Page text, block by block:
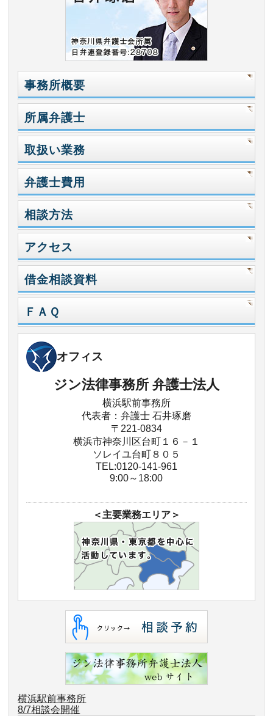
事務所概要
所属弁護士
取扱い業務
弁護士費用
相談方法
アクセス
借金相談資料
ＦＡＱ
オフィス
ジン法律事務所 弁護士法人
横浜駅前事務所
代表者：弁護士 石井琢磨
〒221-0834
横浜市神奈川区台町１６－１
ソレイユ台町８０５
TEL:0120-141-961
9:00～18:00
＜主要業務エリア＞
横浜駅前事務所
8/7相談会開催